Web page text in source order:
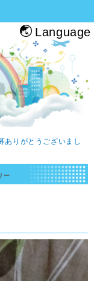
る人・地元の人がホッと
Language
ありがとうございまし
ー